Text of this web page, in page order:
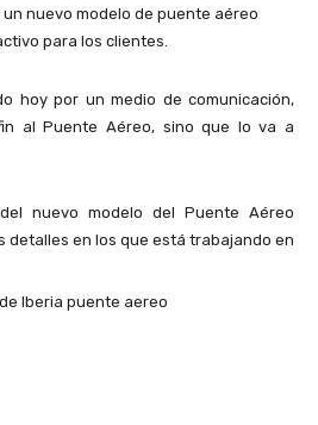
nuevo modelo de puente aéreo
para los clientes.
hoy por un medio de comunicación,
al Puente Aéreo, sino que lo va a
nuevo modelo del Puente Aéreo
detalles en los que está trabajando en